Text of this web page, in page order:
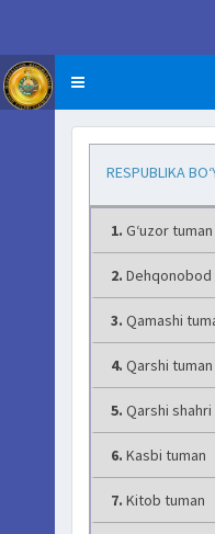
BI.UZEDU.UZ
RESPUBLIKA
1. G‘uzor tuman
2. Dehqonobod
3. Qamashi
4. Qarshi tuman
5. Qarshi shahri
6. Kasbi tuman
7. Kitob tuman